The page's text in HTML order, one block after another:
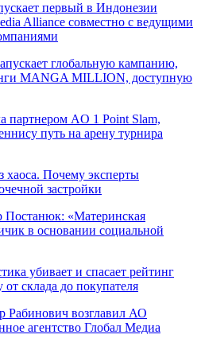
первый в Индонезии
Alliance совместно с ведущими
глобальную кампанию,
MANGA MILLION, доступную
партнером AO 1 Point Slam,
путь на арену турнира
хаоса. Почему эксперты
застройки
Постанюк: «Материнская
в основании социальной
убивает и спасает рейтинг
от склада до покупателя
Рабинович возглавил АО
агентство Глобал Медиа